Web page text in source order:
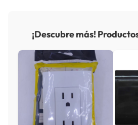
¡Descubre más!